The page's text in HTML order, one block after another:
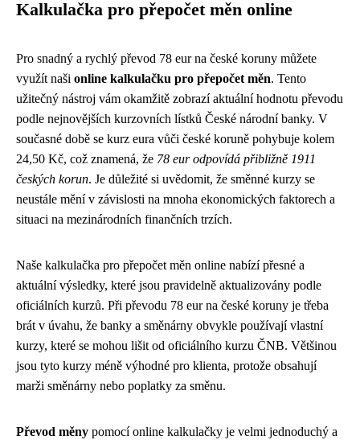
Kalkulačka pro přepočet měn online
Pro snadný a rychlý převod 78 eur na české koruny můžete
využít naši online kalkulačku pro přepočet měn. Tento
užitečný nástroj vám okamžitě zobrazí aktuální hodnotu převodu
podle nejnovějších kurzovních lístků České národní banky. V
současné době se kurz eura vůči české koruně pohybuje kolem
24,50 Kč, což znamená, že 78 eur odpovídá přibližně 1911
českých korun. Je důležité si uvědomit, že směnné kurzy se
neustále mění v závislosti na mnoha ekonomických faktorech a
situaci na mezinárodních finančních trzích.
Naše kalkulačka pro přepočet měn online nabízí přesné a
aktuální výsledky, které jsou pravidelně aktualizovány podle
oficiálních kurzů. Při převodu 78 eur na české koruny je třeba
brát v úvahu, že banky a směnárny obvykle používají vlastní
kurzy, které se mohou lišit od oficiálního kurzu ČNB. Většinou
jsou tyto kurzy méně výhodné pro klienta, protože obsahují
marži směnárny nebo poplatky za směnu.
Převod měny pomocí online kalkulačky je velmi jednoduchý a